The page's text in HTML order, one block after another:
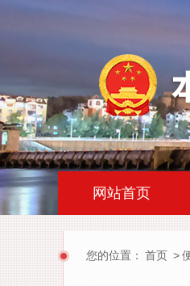
网站首页
您的位置： 首页 >